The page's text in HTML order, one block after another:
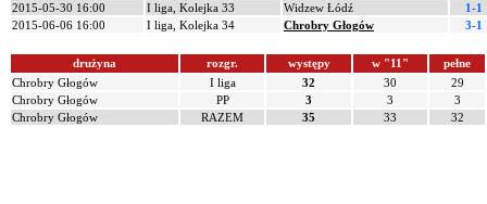
2015-05-30 16:00
I liga, Kolejka 33 Widzew Łódź
1-1
2015-06-06 16:00
I liga, Kolejka 34 Chrobry Głogów 3-1
drużyna rozgr. występy w "11"
pełne
Chrobry Głogów
I liga 32 30
29
Chrobry Głogów
PP 3 3
3
Chrobry Głogów
RAZEM 35 33 32